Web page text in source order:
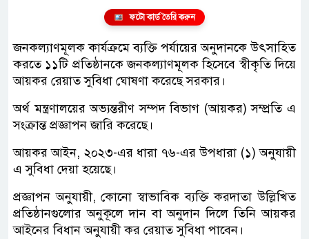
ফটো কার্ড তৈরি করুন
জনকল্যাণমূলক কার্যক্রমে ব্যক্তি পর্যায়ের অনুদানকে উৎসাহিত
করতে ১১টি প্রতিষ্ঠানকে জনকল্যাণমূলক হিসেবে স্বীকৃতি দিয়ে
আয়কর রেয়াত সুবিধা ঘোষণা করেছে সরকার।
অর্থ মন্ত্রণালয়ের অভ্যন্তরীণ সম্পদ বিভাগ (আয়কর) সম্প্রতি এ
সংক্রান্ত প্রজ্ঞাপন জারি করেছে।
আয়কর আইন, ২০২৩-এর ধারা ৭৬-এর উপধারা (১) অনুযায়ী
এ সুবিধা দেয়া হয়েছে।
প্রজ্ঞাপন অনুযায়ী, কোনো স্বাভাবিক ব্যক্তি করদাতা উল্লিখিত
প্রতিষ্ঠানগুলোর অনুকূলে দান বা অনুদান দিলে তিনি আয়কর
আইনের বিধান অনুযায়ী কর রেয়াত সুবিধা পাবেন।